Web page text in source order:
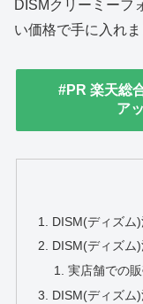
DISMクリーミーフ
い価格で手に入れま
#PR 楽天総
ア
DISM(ディズム
DISM(ディズム
実店舗での
DISM(ディズム